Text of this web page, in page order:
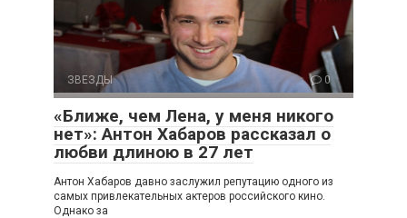
ЗВЕЗДЫ 0
«Ближе, чем Лена, у меня никого
нет»: Антон Хабаров рассказал о
любви длиною в 27 лет
Антон Хабаров давно заслужил репутацию одного из
самых привлекательных актеров российского кино.
Однако за